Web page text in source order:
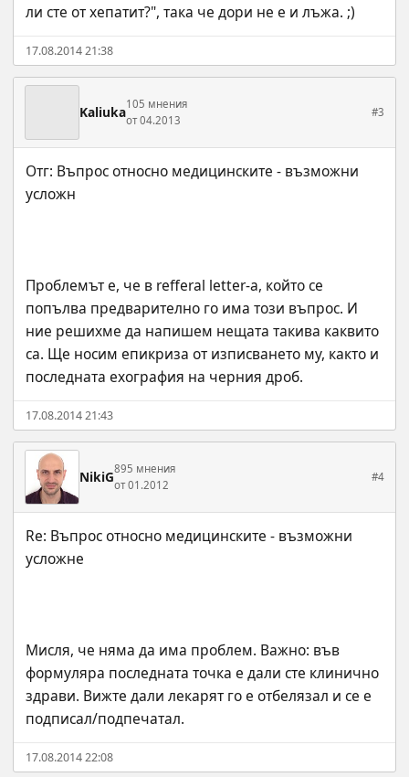
ли сте от хепатит?", така че дори не е и лъжа. ;)
17.08.2014 21:38
Kaliuka105 мнения
от 04.2013
#3
Отг: Въпрос относно медицинските - възможни
Проблемът е, че в refferal letter-a, който се
попълва предварително го има този въпрос. И
ние решихме да напишем нещата такива каквито
са. Ще носим епикриза от изписването му, както и
последната ехография на черния дроб.
17.08.2014 21:43
NikiG895 мнения
от 01.2012
#4
Re: Въпрос относно медицинските - възможни
Мисля, че няма да има проблем. Важно: във
формуляра последната точка е дали сте клинично
здрави. Вижте дали лекарят го е отбелязал и се е
подписал/подпечатал.
17.08.2014 22:08